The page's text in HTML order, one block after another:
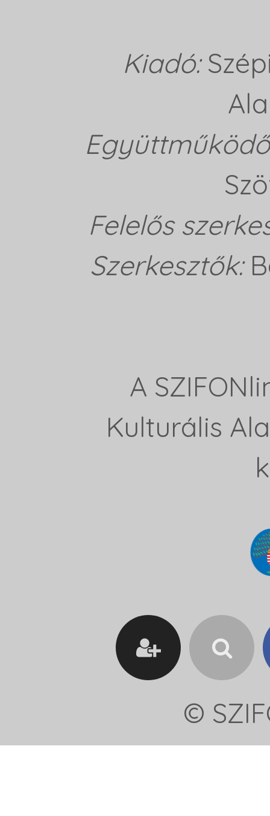
Kiadó:
Felelős
Szerkesztők:
A
Kulturális
©